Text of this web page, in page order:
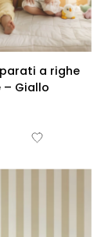
a righe
Giallo